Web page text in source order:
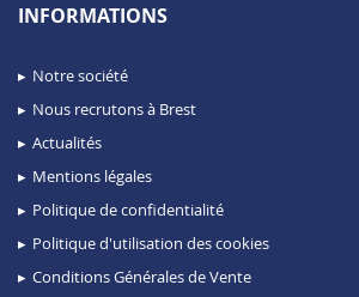
INFORMATIONS
Notre société
Nous recrutons à Brest
Actualités
Mentions légales
Politique de confidentialité
Politique d'utilisation des cookies
Conditions Générales de Vente